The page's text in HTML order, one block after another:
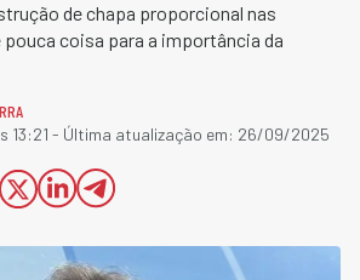
de chapa proporcional nas
coisa para a importância da
13:21 - Última atualização em: 26/09/2025